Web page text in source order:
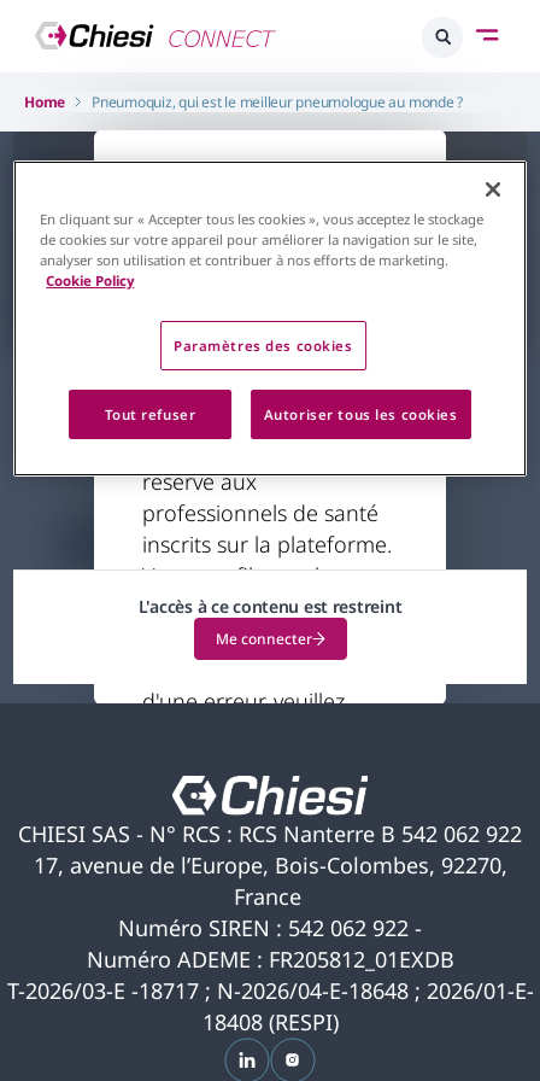
Home Pneumoquiz, qui est le meilleur pneumologue au monde ?
contenu est
restreint
Le contenu auquel vous
réservé aux
professionnels de santé
inscrits sur la plateforme.
Votre profil actuel ne
vous permet pas
d'accéder à ce contenu.
Si vous pensez qu'il s'agit
d'une erreur, veuillez
Pneumo Innovations
Pneumoquiz, qui est le meilleur
pneumologue au monde ?
7 minutes
L'accès à ce contenu est restreint
Me connecter
CHIESI SAS - N° RCS : RCS Nanterre B 542 062 922
17, avenue de l’Europe, Bois-Colombes, 92270,
France
Numéro SIREN : 542 062 922 -
Numéro ADEME : FR205812_01EXDB
T-2026/03-E -18717 ; N-2026/04-E-18648 ; 2026/01-E-
18408 (RESPI)
En cliquant sur « Accepter tous les cookies », vous acceptez le stockage
de cookies sur votre appareil pour améliorer la navigation sur le site,
analyser son utilisation et contribuer à nos efforts de marketing.
Cookie Policy
Paramètres des cookies
Tout refuser Autoriser tous les cookies